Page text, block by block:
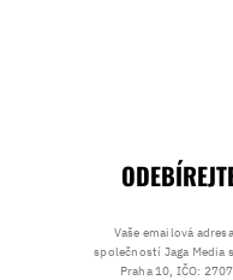
Vaše emailová
společností Jaga Media
Praha 10, IČO: